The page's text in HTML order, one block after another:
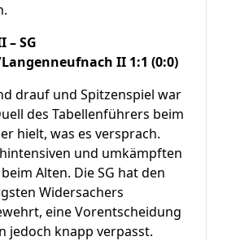
– SG
II 1:1 (0:0)
drauf und Spitzenspiel war
des Tabellenführers beim
hielt, was es versprach.
und umkämpften
Alten. Die SG hat den
Widersachers
eine Vorentscheidung
jedoch knapp verpasst.